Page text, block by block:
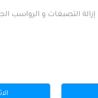
إزالة التصبغات و الرواسب